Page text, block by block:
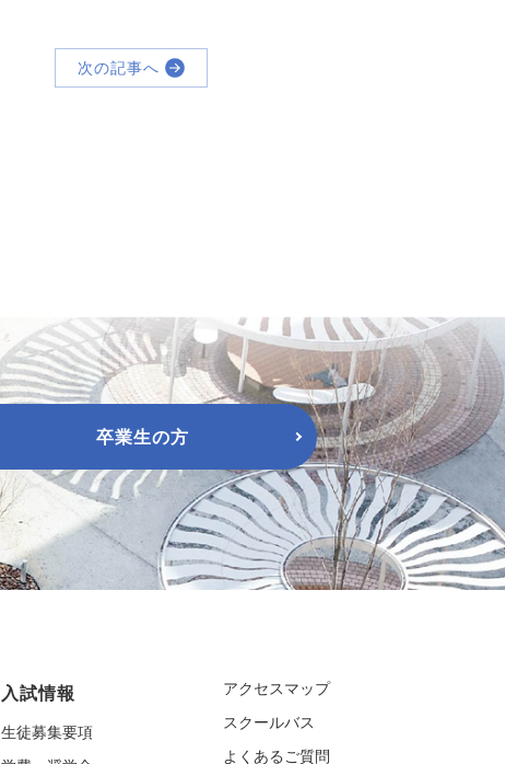
次の記事へ
卒業生の方
入試情報
生徒募集要項
アクセスマップ
スクールバス
よくあるご質問